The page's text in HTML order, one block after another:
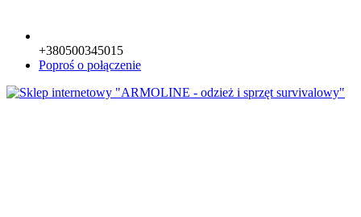
+380500345015
Poproś o połączenie